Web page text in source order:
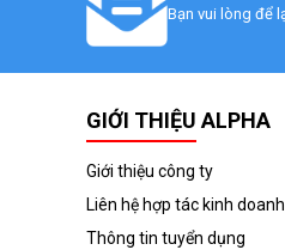
Bạn vui lòng để
GIỚI THIỆU ALPHA
Giới thiệu công ty
Liên hệ hợp tác kinh doanh
Thông tin tuyển dụng